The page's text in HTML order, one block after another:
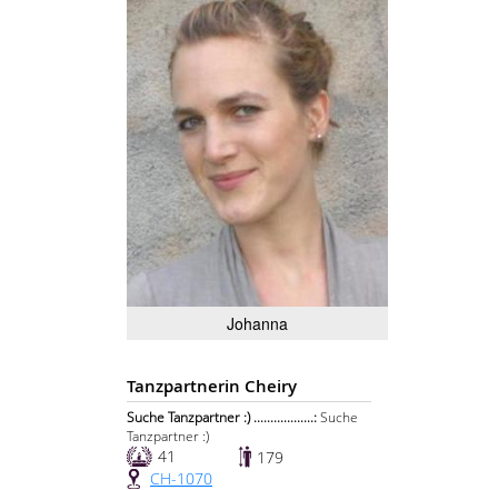
Johanna
Tanzpartnerin Cheiry
Suche Tanzpartner :) ..................:Suche
Tanzpartner :)
41
179
CH-1070